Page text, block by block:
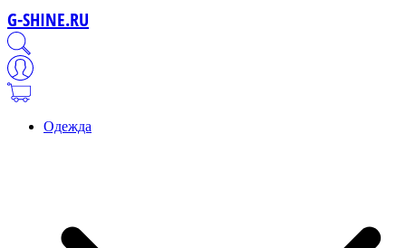
G-SHINE.RU
Одежда